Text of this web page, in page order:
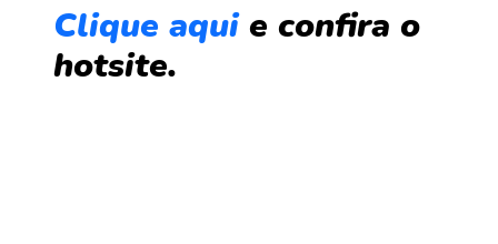
Clique aquie confira o
hotsite.